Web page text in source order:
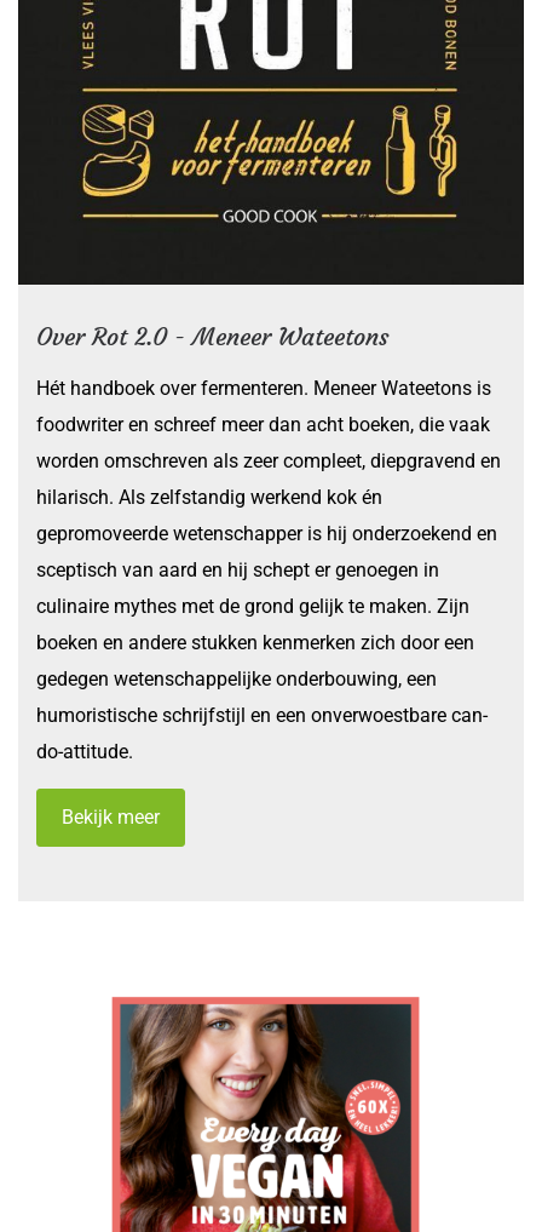
Over Rot 2.0 - Meneer Wateetons
Hét handboek over fermenteren. Meneer Wateetons is
foodwriter en schreef meer dan acht boeken, die vaak
worden omschreven als zeer compleet, diepgravend en
hilarisch. Als zelfstandig werkend kok én
gepromoveerde wetenschapper is hij onderzoekend en
sceptisch van aard en hij schept er genoegen in
culinaire mythes met de grond gelijk te maken. Zijn
boeken en andere stukken kenmerken zich door een
gedegen wetenschappelijke onderbouwing, een
humoristische schrijfstijl en een onverwoestbare can-
do-attitude.
Bekijk meer